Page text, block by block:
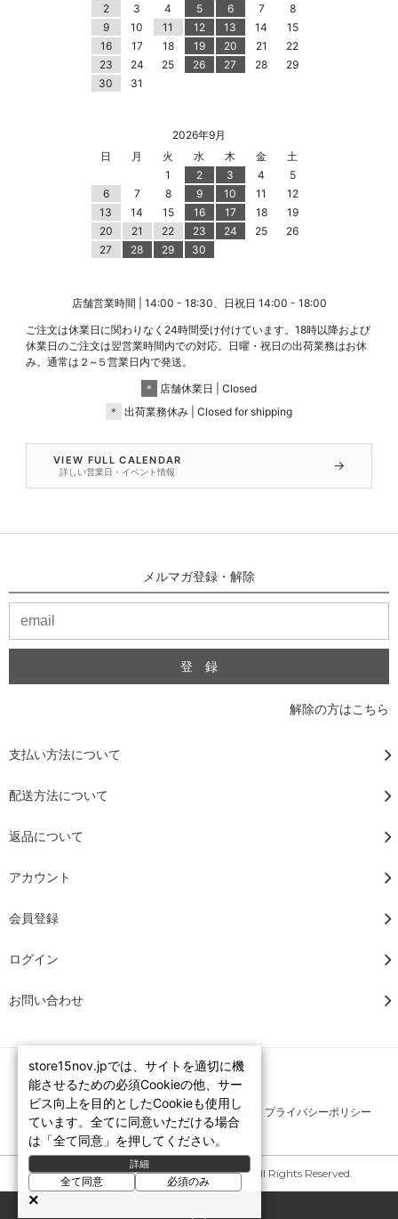
2
3 4 5 6 7
8
9
10 11 12 13 14
15
16
17 18 19 20 21
22
23
24 25 26 27 28
29
30
31
2026年9月
日
月 火 水 木 金
土
1
2 3 4
5
6
7 8 9 10 11
12
13
14 15 16 17 18
19
20
21 22 23 24 25
26
27
28 29 30
店舗営業時間 | 14:00 - 18:30、日祝日 14:00 - 18:00
ご注文は休業日に関わりなく24時間受け付けています。18時以降および
休業日のご注文は翌営業時間内での対応。日曜・祝日の出荷業務はお休
み。通常は２~５営業日内で発送。
＊
店舗休業日 | Closed
＊
出荷業務休み | Closed for shipping
VIEW FULL CALENDAR
詳しい営業日・イベント情報 →
メルマガ登録・解除
解除の方はこちら
支払い方法について
配送方法について
返品について
アカウント
会員登録
ログイン
お問い合わせ
RSS / ATOM 特定商法取引法に基づく表記 プライバシーポリシー
Copyright © 2007-2026 STORE15NOV. All Rights Reserved.
store15nov.jpでは、サイトを適切に機
能させるための必須Cookieの他、サー
ビス向上を目的としたCookieも使用し
ています。全てに同意いただける場合
は「全て同意」を押してください。
詳細
全て同意
必須のみ
×